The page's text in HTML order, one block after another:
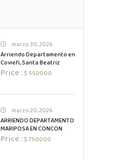
marzo 30, 2026
Arriendo Departamento en
Coviefi, Santa Beatriz
Price :$ 550000
marzo 20, 2026
ARRIENDO DEPARTAMENTO
MARIPOSA EN CONCON
Price :$ 750000